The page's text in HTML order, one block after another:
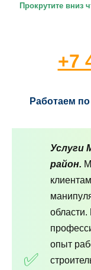
Прокрутите вниз
+7
Работаем
Услуги
район.
опыт